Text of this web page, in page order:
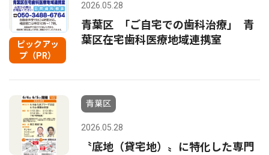
ピックアッ
プ（PR）
2026.05.28
青葉区 ｢ご自宅での歯科治療｣ 青
葉区在宅歯科医療地域連携室
青葉区
2026.05.28
〝底地（貸宅地）〟に特化した専門